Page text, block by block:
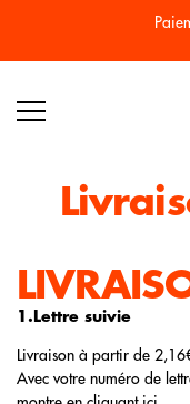
Paiement
1.Lettre suivie
Livraison à partir de
Avec votre numéro de